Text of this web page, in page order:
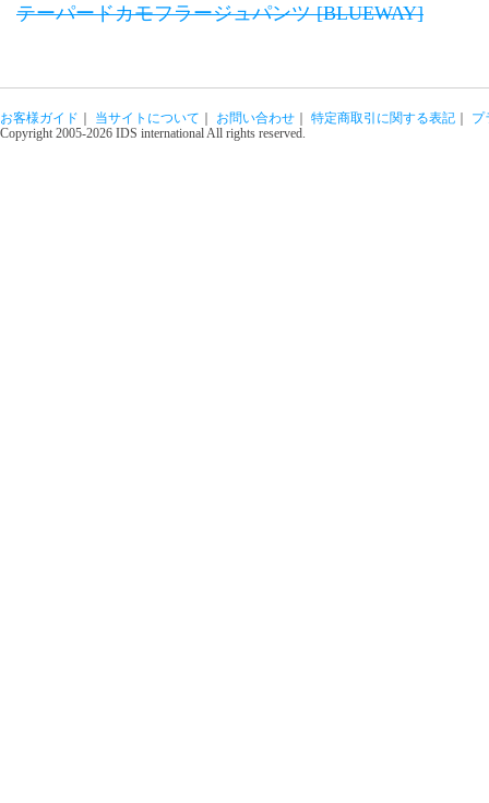
テーパードカモフラージュパンツ [BLUEWAY]
お客様ガイド ｜ 当サイトについて ｜ お問い合わせ ｜ 特定商取引に関する表記 ｜ プ
Copyright 2005-2026 IDS international All rights reserved.